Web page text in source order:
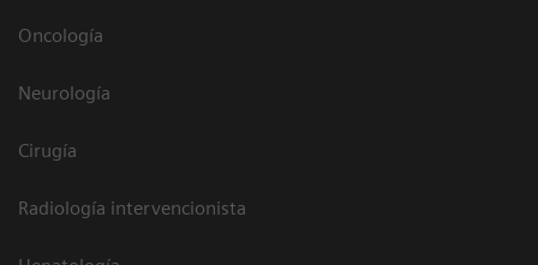
Oncología
Neurología
Cirugía
Radiología intervencionista